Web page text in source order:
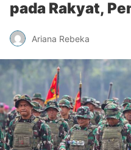
pada Rakyat,
Ariana Rebeka